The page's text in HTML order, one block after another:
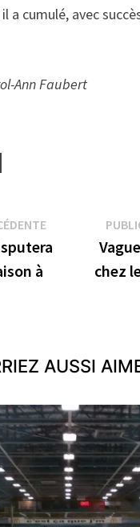
a cumulé, avec
Ann Faubert
Publication
précédente :
à
chez
AUSSI